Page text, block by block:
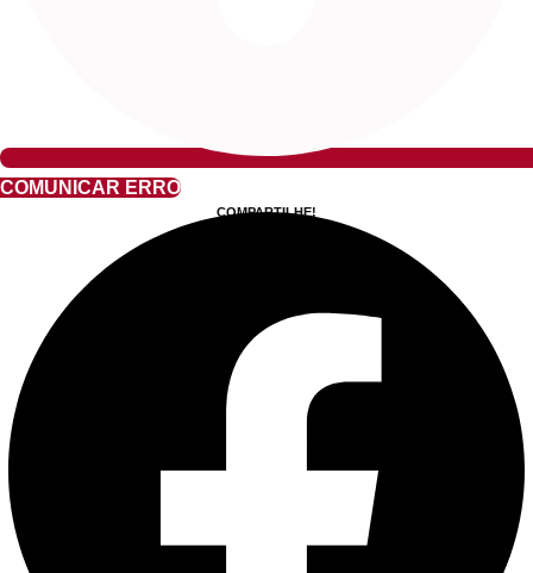
COMUNICAR ERRO
COMPARTILHE!